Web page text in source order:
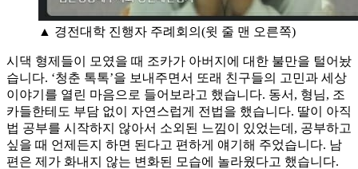
▲ 경전대학 진행자 주례회의(윗 줄 맨 오른쪽)
시댁 형제들이 모였을 때 조카가 아버지에 대한 불만을 털어놨
습니다. ‘청춘 톡톡’을 보내주면서 또래 친구들의 고민과 세상
이야기를 열린 마음으로 들어보라고 했습니다. 동서, 형님, 조
카들한테도 부담 없이 자연스럽게 전법을 했습니다. 딸이 아직
법 공부를 시작하지 않아서 소외된 느낌이 있었는데, 공부하고
싶을 때 언제든지 하면 된다고 편하게 얘기해 주었습니다. 남
편은 제가 화내지 않는 변화된 모습에 놀라웠다고 했습니다.